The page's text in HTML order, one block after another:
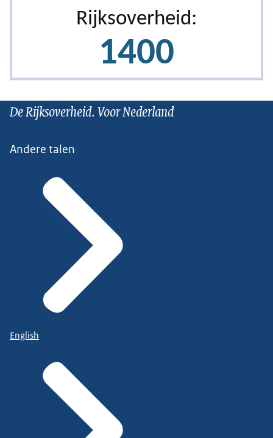
De Rijksoverheid. Voor Nederland
Andere talen
English